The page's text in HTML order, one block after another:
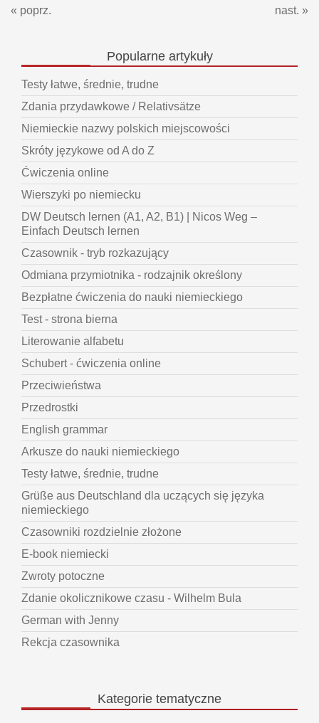
« poprz. nast. »
Popularneartykuły
Testy łatwe, średnie, trudne
Zdania przydawkowe / Relativsätze
Niemieckie nazwy polskich miejscowości
Skróty językowe od A do Z
Ćwiczenia online
Wierszyki po niemiecku
DW Deutsch lernen (A1, A2, B1) | Nicos Weg –
Einfach Deutsch lernen
Czasownik - tryb rozkazujący
Odmiana przymiotnika - rodzajnik określony
Bezpłatne ćwiczenia do nauki niemieckiego
Test - strona bierna
Literowanie alfabetu
Schubert - ćwiczenia online
Przeciwieństwa
Przedrostki
English grammar
Arkusze do nauki niemieckiego
Testy łatwe, średnie, trudne
Grüße aus Deutschland dla uczących się języka
niemieckiego
Czasowniki rozdzielnie złożone
E-book niemiecki
Zwroty potoczne
Zdanie okolicznikowe czasu - Wilhelm Bula
German with Jenny
Rekcja czasownika
Kategorie tematyczne